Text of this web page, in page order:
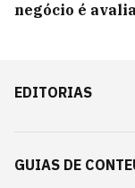
negócio é
EDITORIAS
GUIAS DE